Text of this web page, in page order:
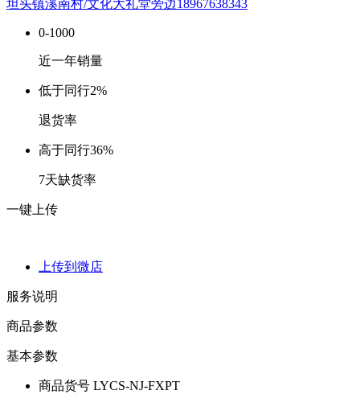
坦头镇溪南村/文化大礼堂旁边18967638343
0-1000
近一年销量
低于同行2%
退货率
高于同行36%
7天缺货率
一键上传
上传到微店
服务说明
商品参数
基本参数
商品货号 LYCS-NJ-FXPT